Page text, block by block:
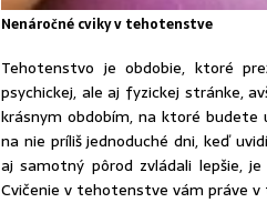
Nenáročné cviky v tehotenstve
Tehotenstvo je obdobie, ktoré
psychickej, ale aj fyzickej stránke,
krásnym obdobím, na ktoré budete
na nie príliš jednoduché dni, keď
aj samotný pôrod zvládali lepšie,
Cvičenie v tehotenstve vám práve